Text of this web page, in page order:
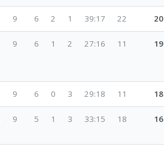
9 6 2 1 39:17 22 20
9 6 1 2 27:16 11 19
9 6 0 3 29:18 11 18
9 5 1 3 33:15 18 16